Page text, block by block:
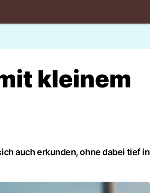
kleinem
auch erkunden, ohne dabei tief in